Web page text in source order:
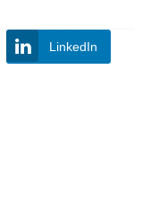
LinkedIn